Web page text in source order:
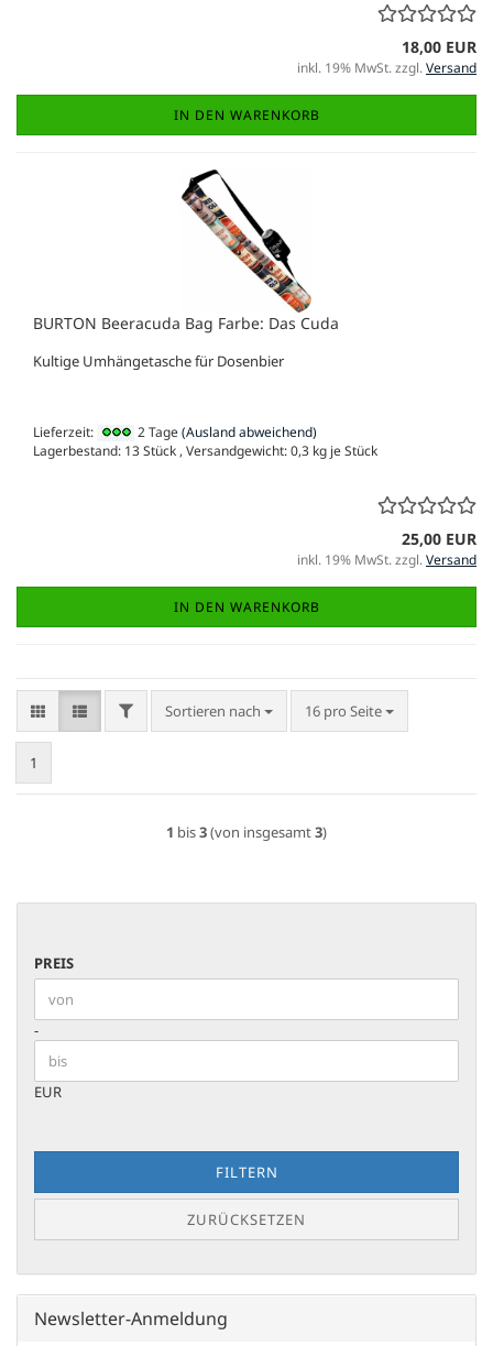
18,00 EUR
inkl. 19% MwSt. zzgl.Versand
IN DEN WARENKORB
BURTON Beeracuda Bag Farbe: Das Cuda
Kultige Umhängetasche für Dosenbier
Lieferzeit: 2 Tage(Ausland abweichend)
Lagerbestand: 13 Stück , Versandgewicht:0,3 kg je Stück
25,00 EUR
inkl. 19% MwSt. zzgl.Versand
IN DEN WARENKORB
FILTERSortieren nach
Sortieren nach 16 pro Seite
pro Seite
1
1 bis3(von insgesamt3)
PREIS
PREIS
Preis bis
-
EUR
FILTERN
ZURÜCKSETZEN
Newsletter-Anmeldung